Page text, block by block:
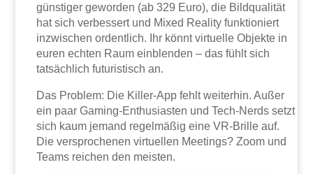
günstiger geworden (ab 329 Euro), die Bildqualität
hat sich verbessert und Mixed Reality funktioniert
inzwischen ordentlich. Ihr könnt virtuelle Objekte in
euren echten Raum einblenden – das fühlt sich
tatsächlich futuristisch an.
Das Problem: Die Killer-App fehlt weiterhin. Außer
ein paar Gaming-Enthusiasten und Tech-Nerds setzt
sich kaum jemand regelmäßig eine VR-Brille auf.
Die versprochenen virtuellen Meetings? Zoom und
Teams reichen den meisten.